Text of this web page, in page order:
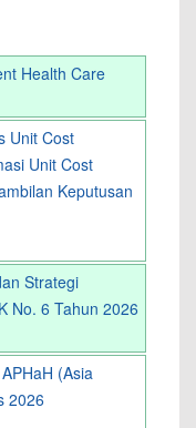
Health Care
Unit Cost
Unit Cost
Keputusan
Strategi
No. 6 Tahun 2026
(Asia
2026